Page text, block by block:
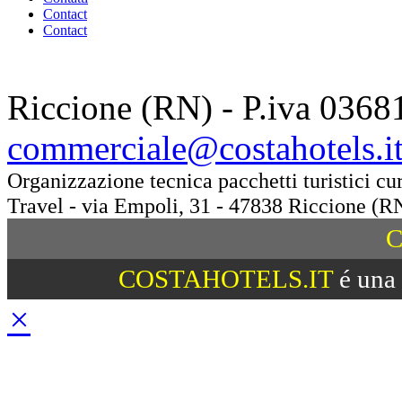
Contact
Contact
Riccione (RN) - P.iva
Organizzazione tecnica pacchetti turistici
Travel - via Empoli, 31 - 47838 Riccione
COSTAHOTELS.ITé una
×